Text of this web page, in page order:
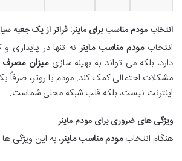
انتخاب مودم مناسب برای ماینر: فراتر از یک جعبه
انتخابمودم مناسب ماینرنه تنها در پایداری
دارد، بلکه می تواند به بهینه سازیمیزان مصرف
مشکلات احتمالی کمک کند. مودم یا روتر، صرفاً
اینترنت نیست، بلکه قلب شبکه محلی شماست.
ویژگی های ضروری برای مودم ماینر
هنگام انتخابمودم مناسب ماینر، به این ویژگی